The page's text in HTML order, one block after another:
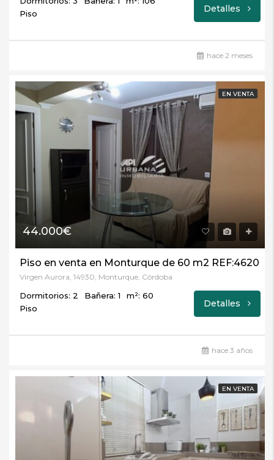
Piso
Detalles
hace 2 meses
EN VENTA
44.000€
Piso en venta en Monturque de 60 m2 REF:4620
Virgen Aurora, 14930, Monturque, Córdoba
Dormitorios: 2 Bañera: 1
m²: 60
Piso
Detalles
hace 3 años
EN VENTA